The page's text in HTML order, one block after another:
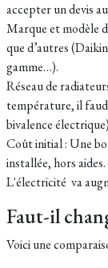
accepter un devis
Marque et modèle
que d’autres
gamme…).
Réseau de
température, il
bivalence
Coût initial : Une
installée, hors aides.
L'électricité va
Faut-il
Voici une